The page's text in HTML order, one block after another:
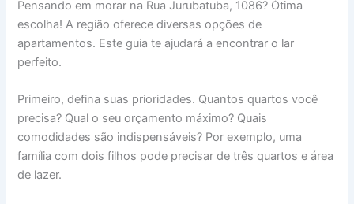
Pensando em morar na Rua Jurubatuba, 1086? Ótima
escolha! A região oferece diversas opções de
apartamentos. Este guia te ajudará a encontrar o lar
perfeito.
Primeiro, defina suas prioridades. Quantos quartos você
precisa? Qual o seu orçamento máximo? Quais
comodidades são indispensáveis? Por exemplo, uma
família com dois filhos pode precisar de três quartos e área
de lazer.